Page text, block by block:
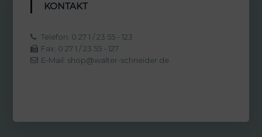
KONTAKT
Telefon: 0 27 1 / 23 55 - 123
Fax: 0 27 1 / 23 55 - 127
E-Mail: shop@walter-schneider.de